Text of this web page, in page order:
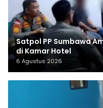
Satpol PP Sumbawa
di Kamar Hotel
6 Agustus 2026